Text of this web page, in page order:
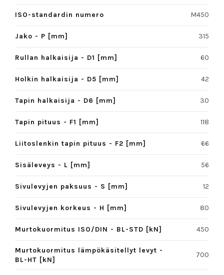
ISO-standardin numero M450
Jako - P [mm] 315
Rullan halkaisija - D1 [mm] 60
Holkin halkaisija - D5 [mm] 42
Tapin halkaisija - D6 [mm] 30
Tapin pituus - F1 [mm] 118
Liitoslenkin tapin pituus - F2 [mm] 66
Sisäleveys - L [mm] 56
Sivulevyjen paksuus - S [mm] 12
Sivulevyjen korkeus - H [mm] 80
Murtokuormitus ISO/DIN - BL-STD [kN] 450
Murtokuormitus lämpökäsitellyt levyt -
BL-HT [kN]
700